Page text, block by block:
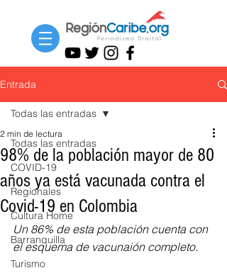
Entrada
Todas las entradas
COVID-19
Regionales
Cultura Home
Barranquilla
Turismo
Todas las entradas
98% de la población mayor de 80
años ya está vacunada contra el
Covid-19 en Colombia
2 min de lectura
Un 86% de esta población cuenta con
el esquema de vacunaión completo.